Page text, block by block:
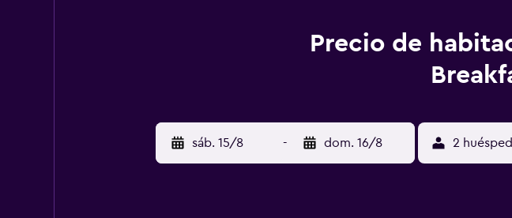
Precio de
sáb. 15/8 - dom. 16/8 2